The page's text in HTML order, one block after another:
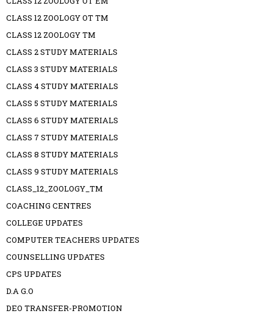
CLASS 12 ZOOLOGY OT TM
CLASS 12 ZOOLOGY TM
CLASS 2 STUDY MATERIALS
CLASS 3 STUDY MATERIALS
CLASS 4 STUDY MATERIALS
CLASS 5 STUDY MATERIALS
CLASS 6 STUDY MATERIALS
CLASS 7 STUDY MATERIALS
CLASS 8 STUDY MATERIALS
CLASS 9 STUDY MATERIALS
CLASS_12_ZOOLOGY_TM
COACHING CENTRES
COLLEGE UPDATES
COMPUTER TEACHERS UPDATES
COUNSELLING UPDATES
CPS UPDATES
D.A G.O
DEO TRANSFER-PROMOTION